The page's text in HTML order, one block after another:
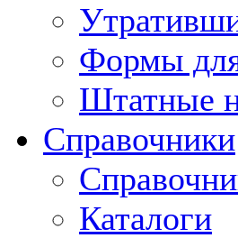
Формы
Штатные
Справочники
Каталоги